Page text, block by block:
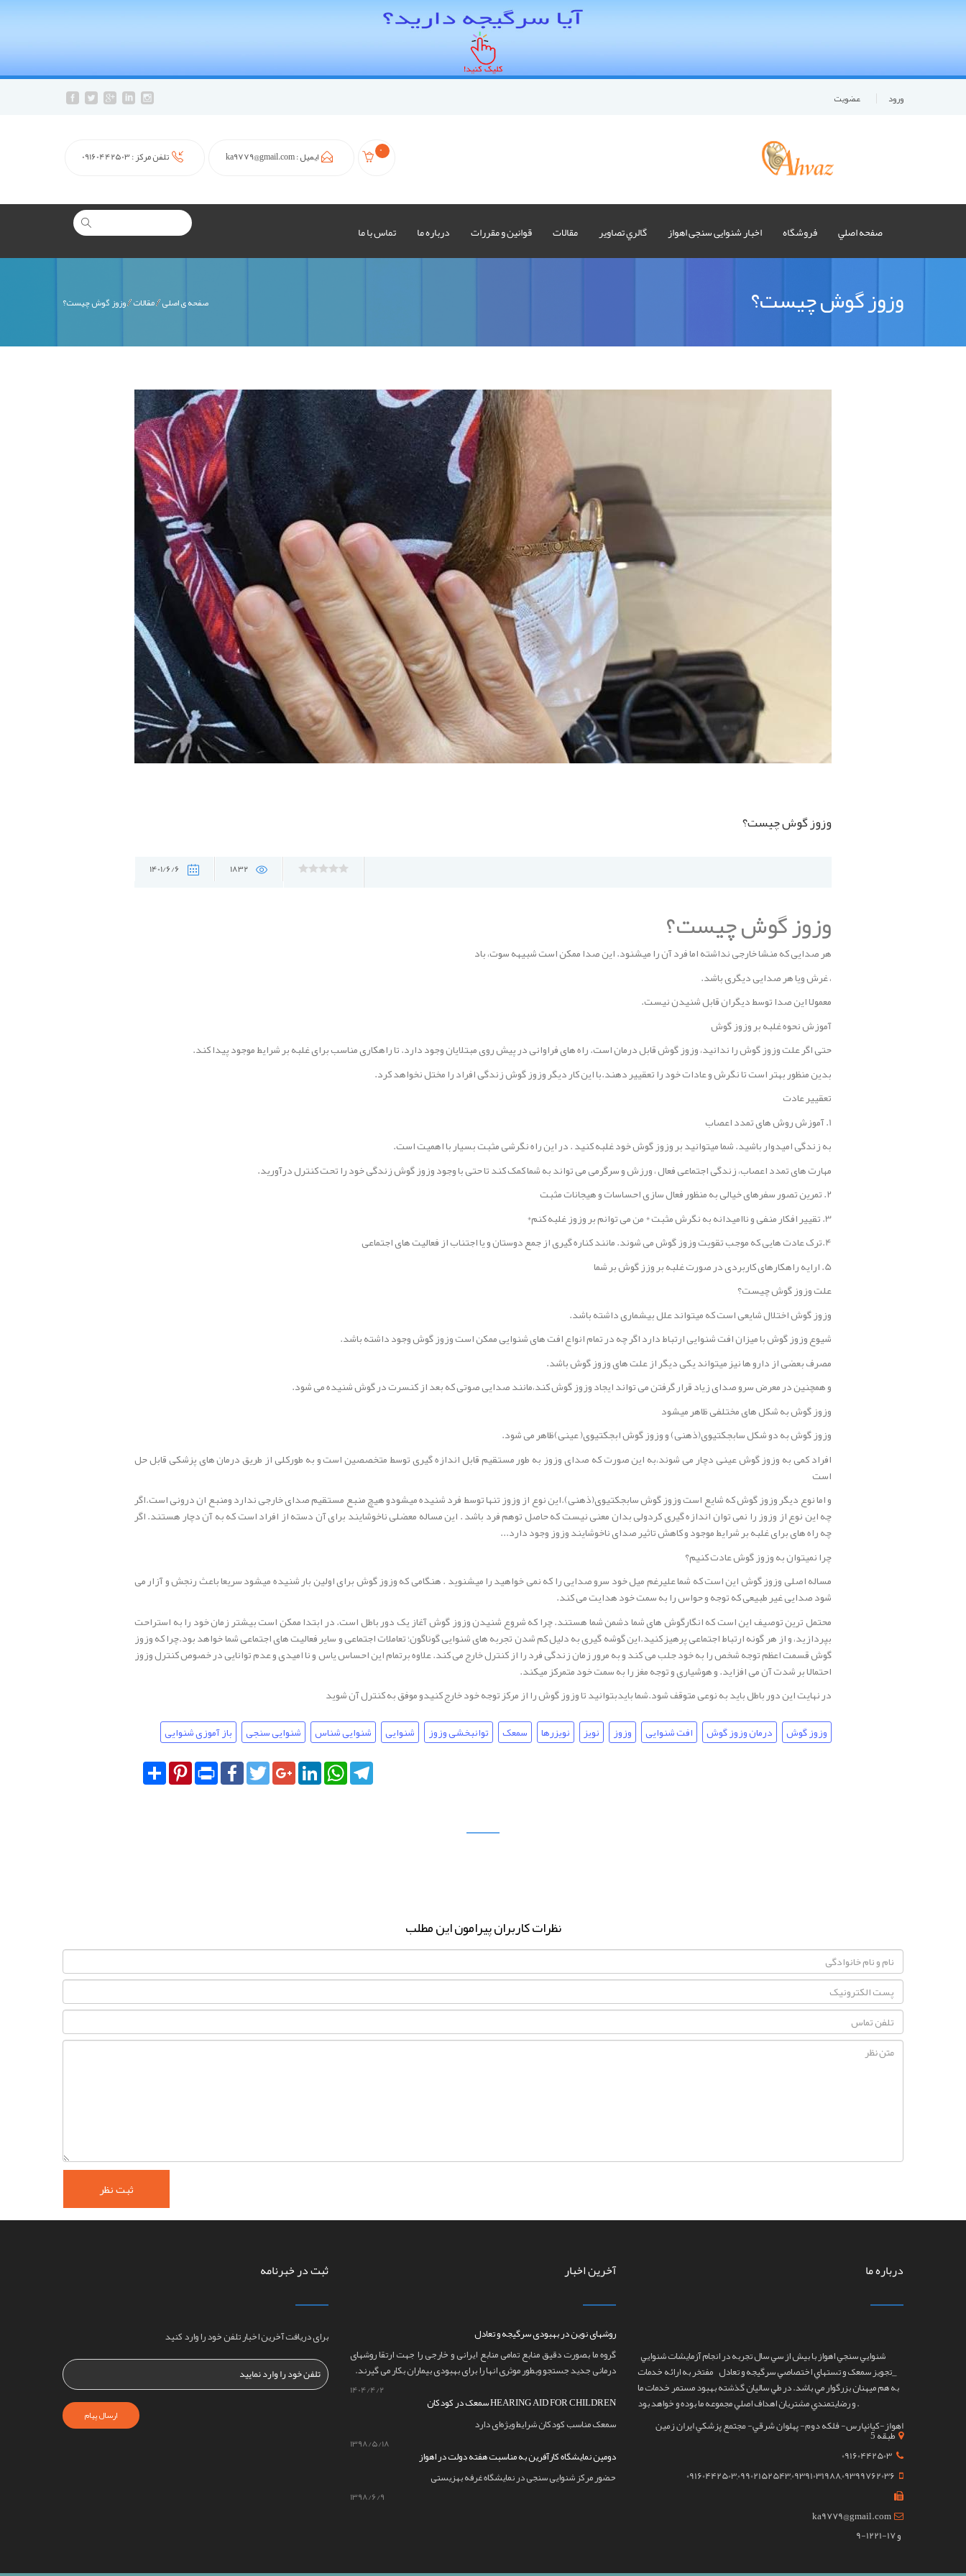
عضويت ورود
تلفن مرکز :09160442503 ایمیل :ka9779@gmail.com 0
صفحه اصلي فروشگاه اخبار شنوایی سنجی اهواز گالري تصاوير مقالات قوانين و مقررات درباره ما تماس با ما
وزوز گوش چیست؟ صفحه ی اصلی مقالات وزوز گوش چیست؟
وزوز گوش چیست؟
1401/6/6 1832
وزوز گوش چیست؟
هر صدایی که منشا خارجی نداشته اما فرد آن را میشنود. این صدا ممکن است شبیهه سوت، باد
، غرش ویا هر صدایی دیگری باشد.
معمولا این صدا توسط دیگران قابل شنیدن نیست.
آموزش نحوه غلبه بر وزوز گوش
حتی اگر علت وزوز گوش را ندانید، وزوز گوش قابل درمان است. راه های فراوانی در پیش روی مبتلایان وجود دارد. تا راهکاری مناسب برای غلبه بر شرایط موجود پیدا کند.
بدین منظور بهتر است تا نگرش و عادات خود را تعقییر دهند.با این کار دیگر وزوز گوش زندگی افراد را مختل نخواهد کرد.
تعقییر عادت
1. آموزش روش های تمدد اعصاب
به زندگی امیدوار باشید. شما میتوانید بر وزوز گوش خود غلبه کنید . در این راه نگرشی مثبت بسیار با اهمیت است.
مهارت های تمدد اعصاب، زندگی اجتماعی فعال ، ورزش و سرگرمی می تواند به شما کمک کند تا حتی با وجود وزوز گوش زندگی خود را تحت کنترل درآورید.
2. تمرین تصور سفرهای خیالی به منظور فعال سازی احساسات و هیجانات مثبت
3. تقییر افکار منفی و ناامیدانه به نگرش مثبت * من می توانم بر وزوز غلبه کنم*
4.ترک عادت هایی که موجب تقویت وزوز گوش می شوند. مانند کناره گیری از جمع دوستان و یا اجتناب از فعالیت های اجتماعی
5. ارایه راهکارهای کاربردی در صورت غلبه بر وزز گوش بر شما
علت وزوز گوش چیست؟
وزوز گوش اختلال شایعی است که میتواند علل بیشماری داشته باشد.
شیوع وزوز گوش با میزان افت شنوایی ارتباط دارد اگر چه در تمام انواع افت های شنوایی ممکن است وزوز گوش وجود داشته باشد.
مصرف بعضی از دارو ها نیز میتواند یکی دیگر از علت های وزوز گوش باشد.
و همچنین در معرض سرو صدای زیاد قرار گرفتن می تواند ایجاد وزوز گوش کند،مانند صدایی صوتی که بعد از کنسرت در گوش شنیده می شود.
وزوز گوش به شکل های مختلفی ظاهر میشود
وزوز گوش به دو شکل سابجکتیوی(ذهنی) و وزوز گوش ابجکتیوی( عینی)ظاهر می شود.
افراد کمی به وزوز گوش عینی دچار می شوند،به این صورت که صدای وزوز به طور مستقیم قابل اندازه گیری توسط متخصصین است و به طورکلی از طریق درمان های پزشکی قابل حل
است
و اما نوع دیگر وزوز گوش که شایع است وزوز گوش سابجکتیوی(ذهنی).این نوع از وزوز تنها توسط فرد شنیده میشودو هیچ منبع مستقیم صدای خارجی ندارد ومنبع ان درونی است.اگر
چه این نوع از وزوز را نمی توان اندازه گیری کردولی بدان معنی نیست که حاصل توهم فرد باشد . این مساله معضلی ناخوشایند برای آن دسته از افراد است که به آن دچار هستند. اگر
چه راه های برای غلبه بر شرایط موجود و کاهش تاثیر صدای ناخوشایند وزوز وجود دارد...
چرا نمیتوان به وزوز گوش عادت کنیم؟
مساله اصلی وزوز گوش این است که شما علیرغم میل خود سرو صدایی را که نمی خواهید را میشنوید . هنگامی که وزوز گوش برای اولین بار شنیده میشود سریعا باعث رنجش و آزار می
شود صدایی غیر طبیعی که توجه و حواس را به سمت خود هدایت می کند.
محتمل ترین توصیف این است که انگارگوش های شما دشمن شما هستند. چرا که شروع شنیدن وزوز گوش آغاز یک دور باطل است. در ابتدا ممکن است بیشتر زمان خود را به استراحت
بپردازید، و از هر گونه ارتباط اجتماعی پرهیز کنید.این گوشه گیری به دلیل کم شدن تجربه های شنوایی گوناگون؛ تعاملات اجتماعی و سایر فعالیت های اجتماعی شما خواهد بود.چرا که وزوز
گوش قسمت اعظم توجه شخص را به خود جلب می کند و به مرور زمان زندگی فرد را از کنترل خارج می کند. علاوه برتمام این احساس یاس و نا امیدی و عدم توانایی در خصوص کنترل وزوز
احتمالا بر شدت آن می افزاید. و هوشیاری و توجه مغز را به سمت خود متمرکز میکند.
در نهایتاین دور باطل باید به نوعی متوقف شود.شما بایدبتوانید تا وزوز گوش را از مرکز توجه خود خارج کنیدو موفق به کنترل آن شوید
وزوز گوش
درمان وزوز گوش افت شنوایی وزوز نویز نویزرها سمعک توانبخشی وزوز شنوایی شنوایی شناس شنوایی سنجی
باز آموزی شنوایی
Share PinterestPrint FacebookTwitterGoogle+LinkedInWhatsApp
نظرات کاربران پیرامون این مطلب
ثبت در خبرنامه
برای دریافت آخرین اخبار تلفن خود را وارد کنید
ارسال پیام
آخرین اخبار
روشهای نوین در بهبودی سرگیجه و تعادل
گروه ما بصورت دقیق منابع تمامی منابع ایرانی و خارجی را جهت ارتقا روشهای
درمانی جدید جستجو وبطور موثری انها را برای بهبودی بیماران بکار می گیرند.
1404/4/2
سمعک در کودکان HEARING AID FOR CHILDREN
سمعک مناسب کودکان شرایط ویژه‌ای دارد
1398/5/18
دومین نمایشگاه کارآفرین به مناسبت هفته دولت در اهواز
حضور مرکز شنوایی سنجی در نمایشگاه غرفه بهزیستی
1398/6/9
درباره ما
شنوايي سنجي اهوازبا بيش از سي سال تجربه در انجام آزمايشات شنوايي
_تجويز سمعک و تستهاي اختصاصي سرگيجه و تعادل مفتخر به ارائه خدمات
به هم ميهنان بزرگوار مي باشد. در طي ساليان گذشته بهبود مستمر خدمات ما
و رضايتمندي مشتريان اهداف اصلي مجموعه ما بوده و خواهد بود ‌.
اهواز-کيانپارس- فلکه دوم- پهلوان شرقي- مجتمع پزشکي ايران زمين
09160442503
09160442503,09902152543,09391031988,09399762036
ka9779@gmail.com